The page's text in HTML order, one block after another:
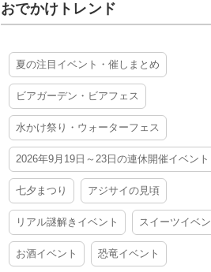
おでかけトレンド
夏の注目イベント・催しまとめ
ビアガーデン・ビアフェス
水かけ祭り・ウォーターフェス
2026年9月19日～23日の連休開催イベント
七夕まつり アジサイの見頃
リアル謎解きイベント スイーツイベン
お酒イベント 恐竜イベント